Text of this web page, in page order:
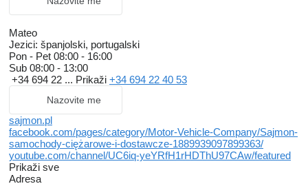
Mateo
Jezici: španjolski, portugalski
Pon - Pet 08:00 - 16:00
Sub 08:00 - 13:00
+34 694 22 ... Prikaži +34 694 22 40 53
Nazovite me
sajmon.pl
facebook.com/pages/category/Motor-Vehicle-Company/Sajmon-
samochody-ciężarowe-i-dostawcze-1889939097899363/
youtube.com/channel/UC6iq-yeYRfH1rHDThU97CAw/featured
Prikaži sve
Adresa